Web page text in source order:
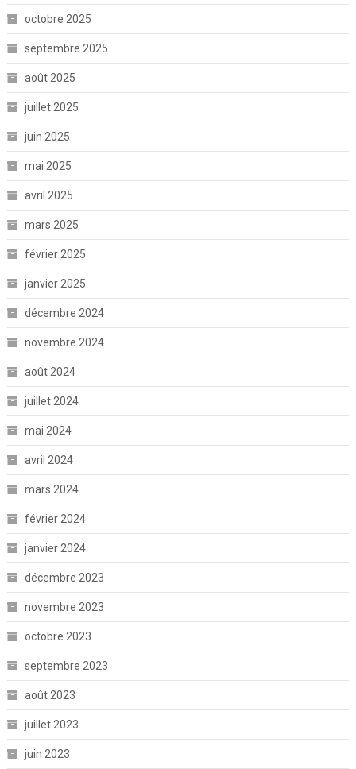
octobre 2025
septembre 2025
août 2025
juillet 2025
juin 2025
mai 2025
avril 2025
mars 2025
février 2025
janvier 2025
décembre 2024
novembre 2024
août 2024
juillet 2024
mai 2024
avril 2024
mars 2024
février 2024
janvier 2024
décembre 2023
novembre 2023
octobre 2023
septembre 2023
août 2023
juillet 2023
juin 2023